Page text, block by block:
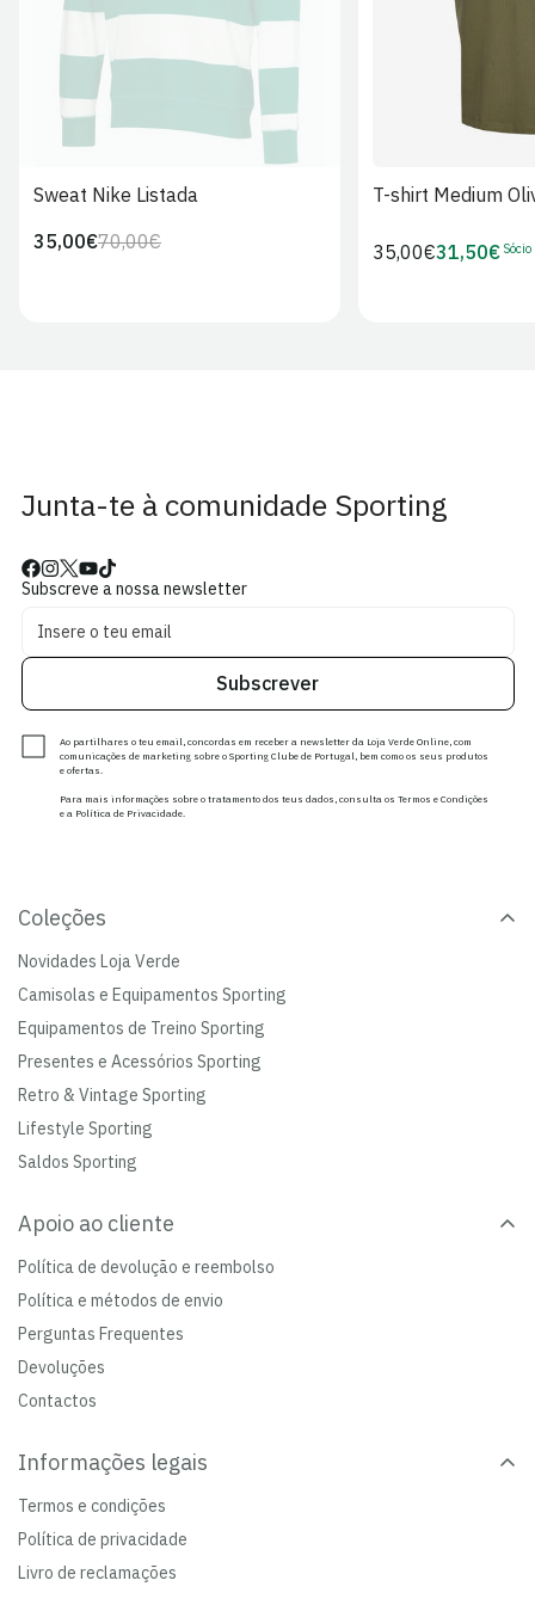
Sweat Nike Listada
Preço
70,00€Preço
35,00€
T-shirt Medium
Preço
35,00€Preço
31,50€ Sócio
Junta-te à comunidade Sporting
Subscreve a nossa newsletter
Subscrever
Ao partilhares o teu email, concordas em receber a newsletter da Loja Verde Online, com
comunicações de marketing sobre o Sporting Clube de Portugal, bem como os seus produtos
e ofertas.
Para mais informações sobre o tratamento dos teus dados, consulta os Termos e Condições
e a Política de Privacidade.
Coleções
Novidades Loja Verde
Camisolas e Equipamentos Sporting
Equipamentos de Treino Sporting
Presentes e Acessórios Sporting
Retro & Vintage Sporting
Lifestyle Sporting
Saldos Sporting
Apoio ao cliente
Política de devolução e reembolso
Política e métodos de envio
Perguntas Frequentes
Devoluções
Contactos
Informações legais
Termos e condições
Política de privacidade
Livro de reclamações